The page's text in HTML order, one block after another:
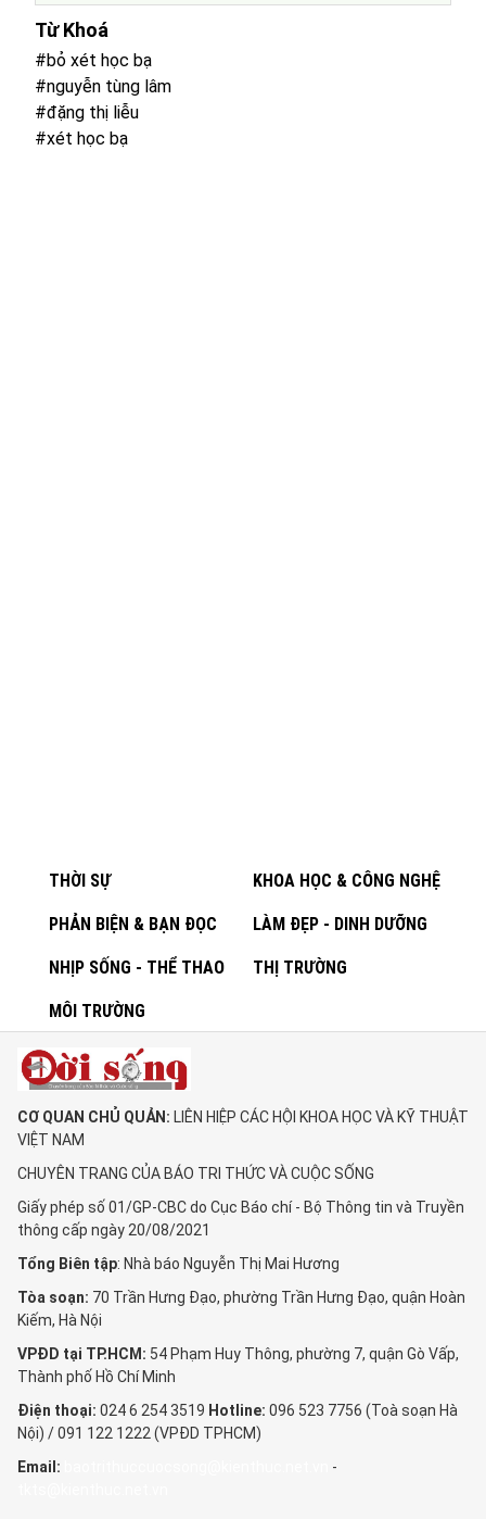
Từ Khoá
#bỏ xét học bạ
#nguyễn tùng lâm
#đặng thị liễu
#xét học bạ
THỜI SỰ KHOA HỌC & CÔNG NGHỆ
PHẢN BIỆN & BẠN ĐỌC LÀM ĐẸP - DINH DƯỠNG
NHỊP SỐNG - THỂ THAO THỊ TRƯỜNG
MÔI TRƯỜNG
CƠ QUAN CHỦ QUẢN: LIÊN HIỆP CÁC HỘI KHOA HỌC VÀ KỸ THUẬT
VIỆT NAM
CHUYÊN TRANG CỦA BÁO TRI THỨC VÀ CUỘC SỐNG
Giấy phép số 01/GP-CBC do Cục Báo chí - Bộ Thông tin và Truyền
thông cấp ngày 20/08/2021
Tổng Biên tập: Nhà báo Nguyễn Thị Mai Hương
Tòa soạn: 70 Trần Hưng Đạo, phường Trần Hưng Đạo, quận Hoàn
Kiếm, Hà Nội
VPĐD tại TP.HCM: 54 Phạm Huy Thông, phường 7, quận Gò Vấp,
Thành phố Hồ Chí Minh
Điện thoại: 024 6 254 3519 Hotline: 096 523 7756 (Toà soạn Hà
Nội) / 091 122 1222 (VPĐD TPHCM)
Email:
-